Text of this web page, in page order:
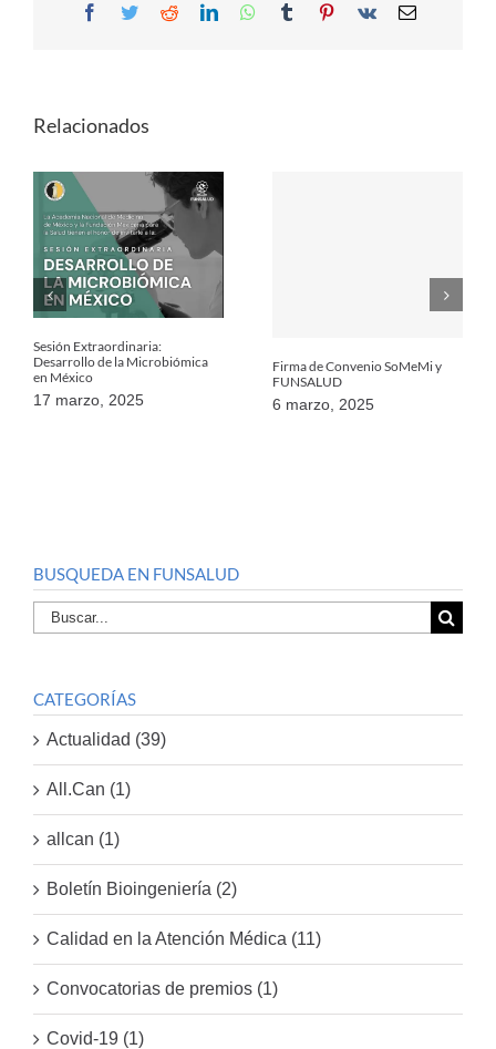
Facebook
TwitterRedditLinkedInWhatsApp
TumblrPinterest
Vk Email
Relacionados
Sesión Extraordinaria:
Desarrollo de la Microbiómica
en México
17 marzo, 2025
Firma de Convenio SoMeMi y
FUNSALUD
6 marzo, 2025
BUSQUEDA EN FUNSALUD
Buscar
por:
CATEGORÍAS
Actualidad (39)
All.Can (1)
allcan (1)
Boletín Bioingeniería (2)
Calidad en la Atención Médica (11)
Convocatorias de premios (1)
Covid-19 (1)